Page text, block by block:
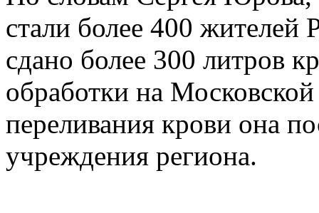
стали более 400 жителей
сдано более 300 литров
обработки на
переливания крови она
учреждения региона.